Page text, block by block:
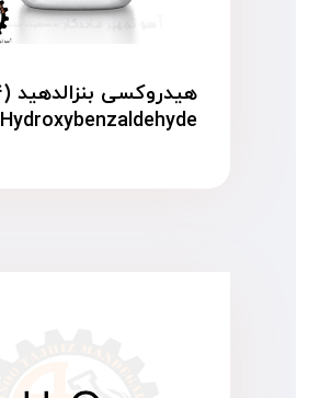
Hydroxybenzaldehyde)